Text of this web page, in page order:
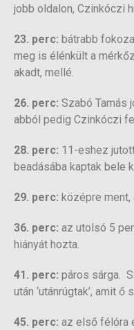
jobb oldalon, Czinkóczi
23. perc: bátrabb
meg is élénkült a
akadt, mellé.
26. perc: Szabó Tamás
abból pedig Czinkóczi
28. perc: 11-eshez
beadásába kaptak bele
29. perc: középre
36. perc: az utolsó 5
hiányát hozta.
41. perc: páros sárga.
után ‘utánrúgtak’, amit
45. perc: az első félóra